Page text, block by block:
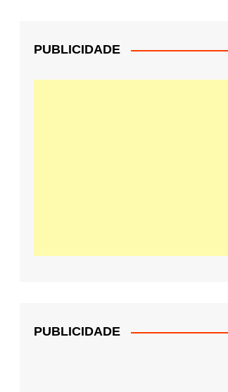
PUBLICIDADE
PUBLICIDADE